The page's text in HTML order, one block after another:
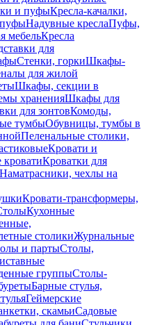
и пуфыКресла-качалки,
пуфыНадувные креслаПуфы,
мебельКресла
для
Стенки, горкиШкафы-
для жилой
Шкафы, секции в
храненияШкафы для
для зонтовКомоды,
тумбыОбувницы, тумбы в
Пеленальные столики,
Кровати и
кроватиКроватки для
Наматрасники, чехлы на
Кровати-трансформеры,
Кухонные
столикиЖурнальные
и партыСтолы,
группыСтолы-
Барные стулья,
Геймерские
скамьиСадовые